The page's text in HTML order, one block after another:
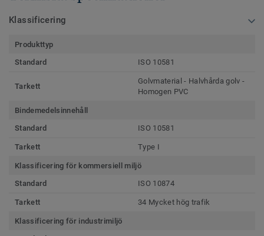
Klassificering
Produkttyp
Standard
ISO 10581
Tarkett
Golvmaterial - Halvhårda golv -
Homogen PVC
Bindemedelsinnehåll
Standard
ISO 10581
Tarkett Type I
Klassificering för kommersiell miljö
Standard
ISO 10874
Tarkett 34 Mycket hög trafik
Klassificering för industrimiljö